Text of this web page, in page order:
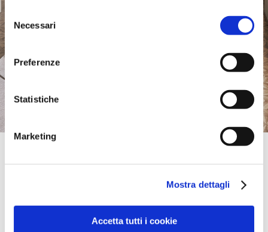
del
consenso
Necessari
Preferenze
Statistiche
Marketing
Mostra dettagli
Accetta tutti i cookie
L’Intemporel – Le Mobilier Design Sion -
1950, Sion - Valais, Schweiz
sion@interoffice-intemporel.ch